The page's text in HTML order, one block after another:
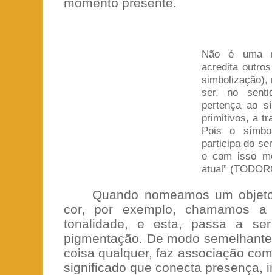
Não é uma
acredita
simbolização),
ser, no
pertença ao
primitivos, a
Pois o
participa do
e com isso
atual”
Quando nomeamos um
cor, por exemplo, chamamos
tonalidade, e esta, passa a
pigmentação. De modo
coisa qualquer, faz associação
significado que conecta presença,